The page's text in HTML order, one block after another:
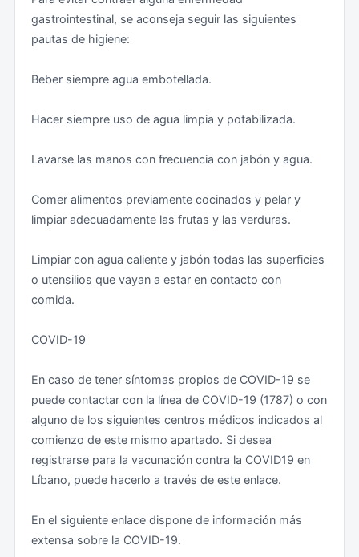
debiendo recurrirse a un/a abogado/a local para
acceder al expediente y para realizar las gestiones
nacionalidad deben estar especialmente atentos a
siempre con un certificado de nacimiento,
posibles errores de identidad.
las autoridades libanesas, por lo que siempre deberán
cumplirse las condiciones de entrada.
viajeros directamente procedentes de países con
riesgo de fiebre amarilla, se exige el certificado de
vacunación contra esa enfermedad.
Recomendadas: Ninguna en particular si se ha
cumplido el calendario de vacunación vigente en
Antes de iniciar el viaje se recomienda consultar a su
gastrointestinal, se aconseja seguir las siguientes
pautas de higiene:
Beber siempre agua embotellada.
Hacer siempre uso de agua limpia y potabilizada.
Lavarse las manos con frecuencia con jabón y agua.
Comer alimentos previamente cocinados y pelar y
limpiar adecuadamente las frutas y las verduras.
Limpiar con agua caliente y jabón todas las superficies
o utensilios que vayan a estar en contacto con
comida.
COVID-19
En caso de tener síntomas propios de COVID-19 se
puede contactar con la línea de COVID-19 (1787) o con
alguno de los siguientes centros médicos indicados al
comienzo de este mismo apartado. Si desea
registrarse para la vacunación contra la COVID19 en
Líbano, puede hacerlo a través de este enlace.
En el siguiente enlace dispone de información más
extensa sobre la COVID-19.